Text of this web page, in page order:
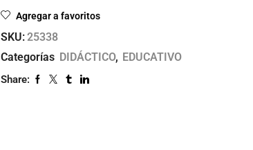
Agregar a favoritos
SKU:25338
Categorías DIDÁCTICO, EDUCATIVO
Share: